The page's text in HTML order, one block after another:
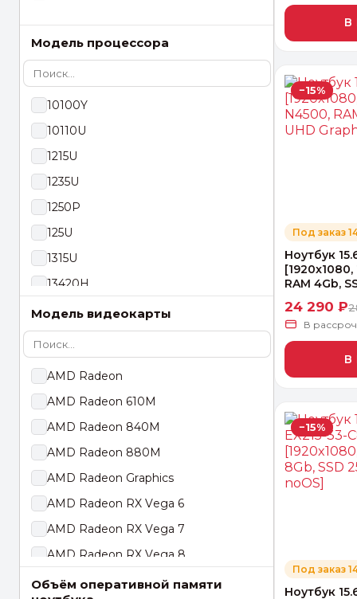
Модель процессора
10100Y
10110U
1215U
1235U
1250P
125U
1315U
13420H
155U
240H
445
AMD Ryzen 5
AMD Ryzen 7
Модель видеокарты
AMD Radeon
AMD Radeon 610M
AMD Radeon 840M
AMD Radeon 880M
AMD Radeon Graphics
AMD Radeon RX Vega 6
AMD Radeon RX Vega 7
AMD Radeon RX Vega 8
Apple M2
Объём оперативной памяти
В
−15%
Под заказ
Ноутбук
RAM 4Gb,
24 290 ₽
В
В
−15%
Под заказ
Ноутбук